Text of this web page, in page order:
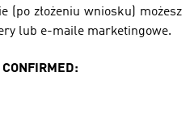
(po złożeniu wniosku) możesz
lub e-maile marketingowe.